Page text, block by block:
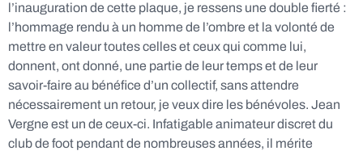
l’inauguration de cette plaque, je ressens une double fierté :
l’hommage rendu à un homme de l’ombre et la volonté de
mettre en valeur toutes celles et ceux qui comme lui,
donnent, ont donné, une partie de leur temps et de leur
savoir-faire au bénéfice d’un collectif, sans attendre
nécessairement un retour, je veux dire les bénévoles. Jean
Vergne est un de ceux-ci. Infatigable animateur discret du
club de foot pendant de nombreuses années, il mérite